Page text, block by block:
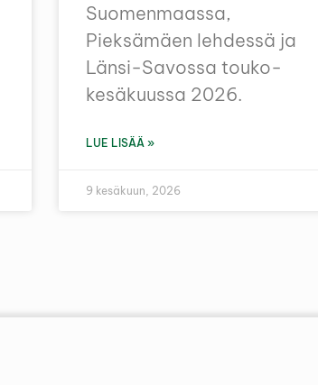
Suomenmaassa,
Pieksämäen lehdessä ja
Länsi-Savossa touko-
kesäkuussa 2026.
LUE LISÄÄ »
9 kesäkuun, 2026